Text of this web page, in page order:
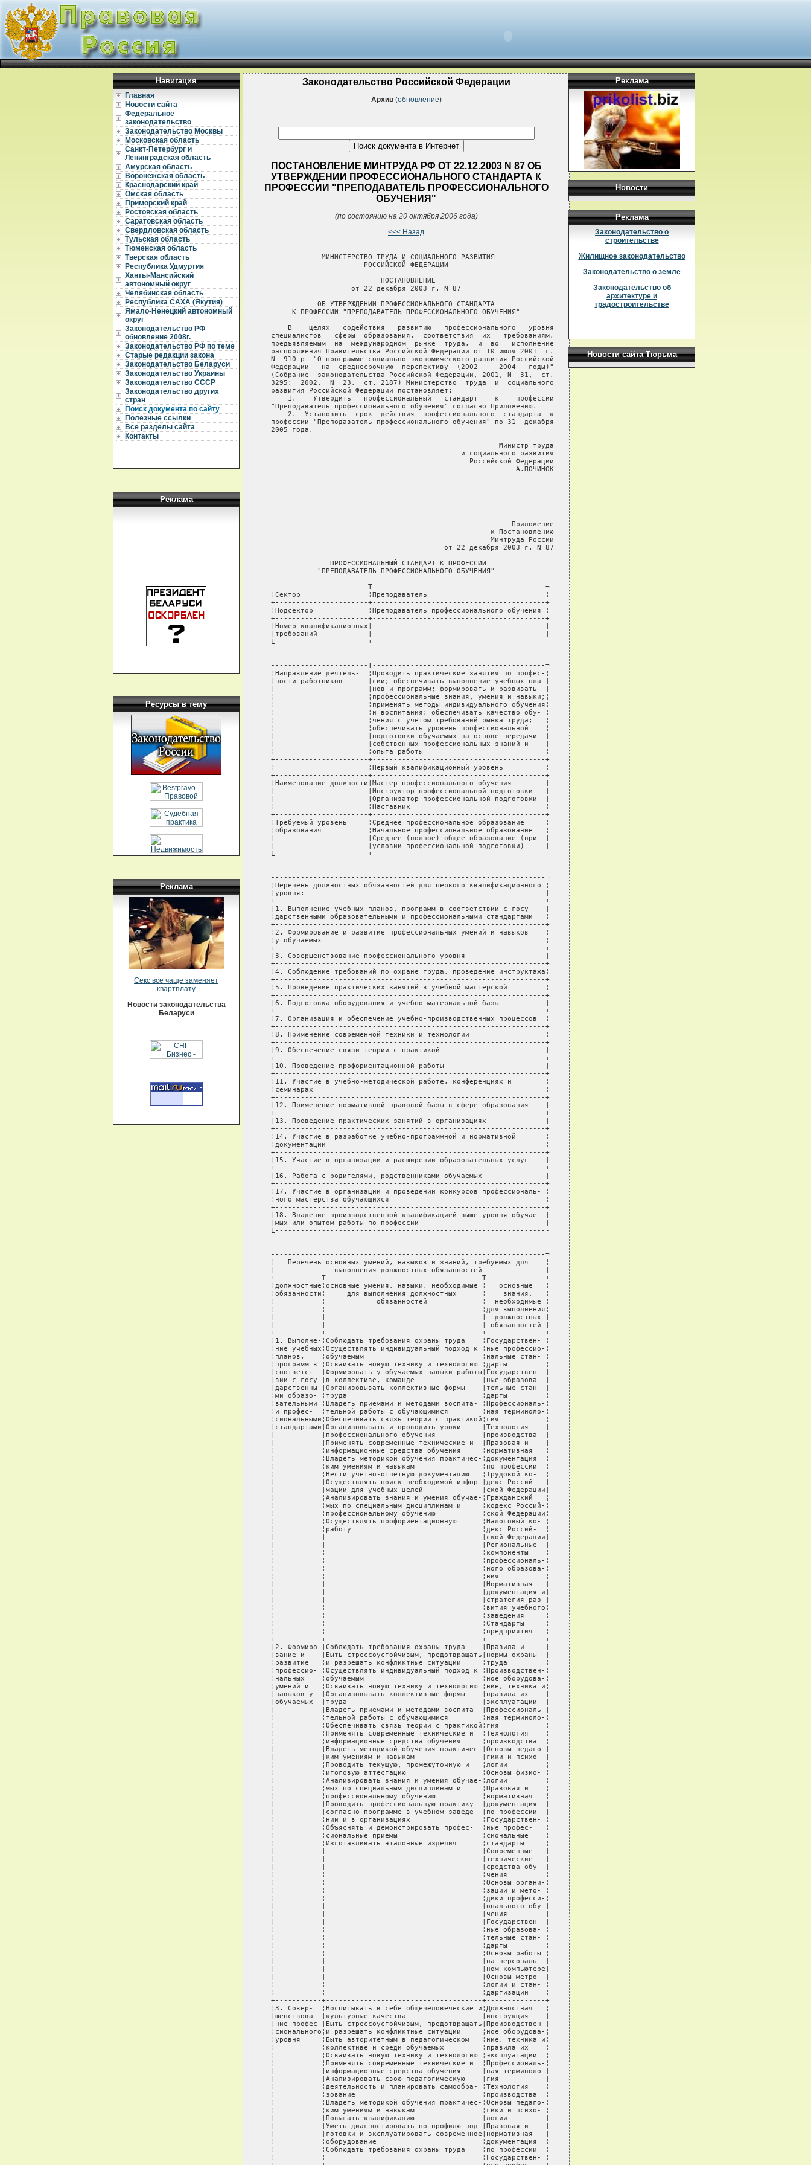
Навигация
Главная
Новости сайта
Федеральное
законодательство
Законодательство Москвы
Московская область
Санкт-Петербург и
Ленинградская область
Амурская область
Воронежская область
Краснодарский край
Омская область
Приморский край
Ростовская область
Саратовская область
Свердловская область
Тульская область
Тюменская область
Тверская область
Республика Удмуртия
Ханты-Мансийский
автономный округ
Челябинская область
Республика САХА (Якутия)
Ямало-Ненецкий автономный
округ
Законодательство РФ
обновление 2008г.
Законодательство РФ по теме
Старые редакции закона
Законодательство Беларуси
Законодательство Украины
Законодательство СССР
Законодательство других
стран
Поиск документа по сайту
Полезные ссылки
Все разделы сайта
Контакты
Реклама
Ресурсы в тему
Реклама
Секс все чаще заменяет
квартплату
Новости законодательства
Беларуси
Законодательство Российской Федерации
Архив (обновление)
ПОСТАНОВЛЕНИЕ МИНТРУДА РФ ОТ 22.12.2003 N 87 ОБ
УТВЕРЖДЕНИИ ПРОФЕССИОНАЛЬНОГО СТАНДАРТА К
ПРОФЕССИИ "ПРЕПОДАВАТЕЛЬ ПРОФЕССИОНАЛЬНОГО
ОБУЧЕНИЯ"
(по состоянию на 20 октября 2006 года)
<<< Назад
Реклама
Новости
Реклама
Законодательство о
строительстве
Жилищное законодательство
Законодательство о земле
Законодательство об
архитектуре и
градостроительстве
Новости сайта Тюрьма